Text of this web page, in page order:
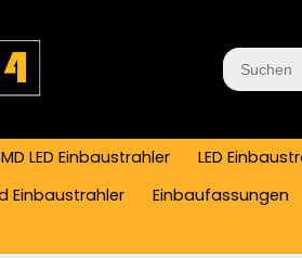
LED Einbaustrahler LED
Einbaustrahler Einbaufassungen